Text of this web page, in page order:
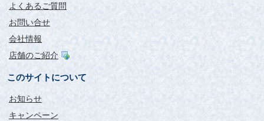
よくあるご質問
お問い合せ
会社情報
店舗のご紹介
このサイトについて
お知らせ
キャンペーン